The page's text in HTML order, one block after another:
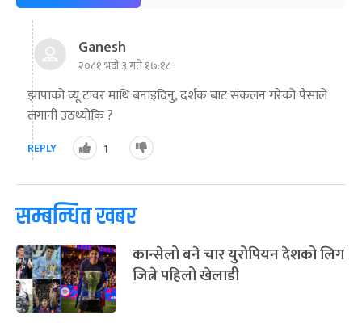
७
आइत
पूर्णिमा व्रत
चैत्र ७, २०८३-Mar 21, 2027
८
सोम
फागुपूर्णिमा
चैत्र ८, २०८३- Mar 22, 2027
७ महिना बाँकी
Ganesh
२०८१ भदौ ३ गते १७:१८
झापाको व्यू टावर माथि बनाइदिनु, दर्शक बाट संकलन गरेको पैसाले
लगानी उठथ्योकि ?
REPLY 1
सम्बन्धित खबर
कान्सेलो बने चार युरोपियन देशको लिग
जित्ने पहिलो खेलाडी